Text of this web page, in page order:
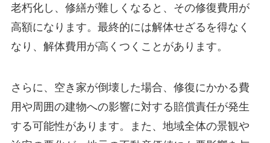
老朽化し、修繕が難しくなると、その修復費用が
高額になります。最終的には解体せざるを得なく
なり、解体費用が高くつくことがあります。
さらに、空き家が倒壊した場合、修復にかかる費
用や周囲の建物への影響に対する賠償責任が発生
する可能性があります。また、地域全体の景観や